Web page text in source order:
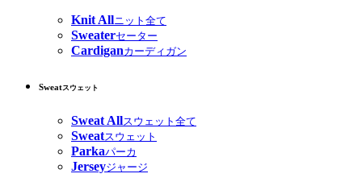
Knit Allニット全て
Sweaterセーター
Cardiganカーディガン
Sweatスウェット
Sweat Allスウェット全て
Sweatスウェット
Parkaパーカ
Jerseyジャージ